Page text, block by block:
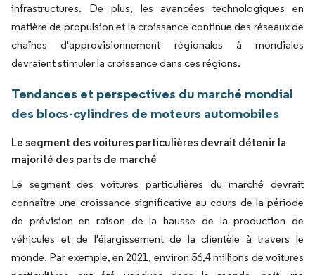
infrastructures. De plus, les avancées technologiques en
matière de propulsion et la croissance continue des réseaux de
chaînes d'approvisionnement régionales à mondiales
devraient stimuler la croissance dans ces régions.
Tendances et perspectives du marché mondial
des blocs-cylindres de moteurs automobiles
Le segment des voitures particulières devrait détenir la
majorité des parts de marché
Le segment des voitures particulières du marché devrait
connaître une croissance significative au cours de la période
de prévision en raison de la hausse de la production de
véhicules et de l'élargissement de la clientèle à travers le
monde. Par exemple, en 2021, environ 56,4 millions de voitures